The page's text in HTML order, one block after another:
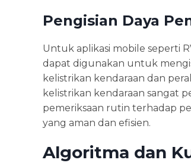
Pengisian Daya
Untuk aplikasi mobile seperti
dapat digunakan untuk
kelistrikan kendaraan dan
kelistrikan kendaraan sangat
pemeriksaan rutin terhadap
yang aman dan efisien.
Algoritma dan